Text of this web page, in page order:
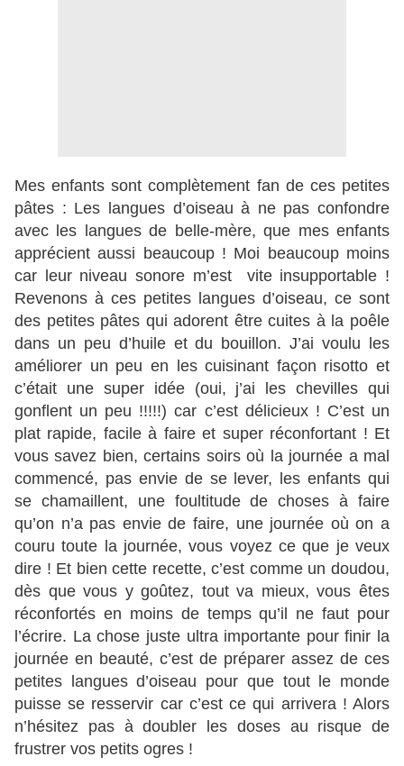
Mes enfants sont complètement fan de ces petites
pâtes : Les langues d’oiseau à ne pas confondre
avec les langues de belle-mère, que mes enfants
apprécient aussi beaucoup ! Moi beaucoup moins
car leur niveau sonore m’est vite insupportable !
Revenons à ces petites langues d’oiseau, ce sont
des petites pâtes qui adorent être cuites à la poêle
dans un peu d’huile et du bouillon. J’ai voulu les
améliorer un peu en les cuisinant façon risotto et
c’était une super idée (oui, j’ai les chevilles qui
gonflent un peu !!!!!) car c’est délicieux ! C’est un
plat rapide, facile à faire et super réconfortant ! Et
vous savez bien, certains soirs où la journée a mal
commencé, pas envie de se lever, les enfants qui
se chamaillent, une foultitude de choses à faire
qu’on n’a pas envie de faire, une journée où on a
couru toute la journée, vous voyez ce que je veux
dire ! Et bien cette recette, c’est comme un doudou,
dès que vous y goûtez, tout va mieux, vous êtes
réconfortés en moins de temps qu’il ne faut pour
l’écrire. La chose juste ultra importante pour finir la
journée en beauté, c’est de préparer assez de ces
petites langues d’oiseau pour que tout le monde
puisse se resservir car c’est ce qui arrivera ! Alors
n’hésitez pas à doubler les doses au risque de
frustrer vos petits ogres !